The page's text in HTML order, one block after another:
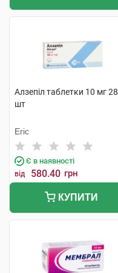
Алзепіл таблетки 10 мг 28
шт
Егіс
Є в наявності
від 580.40 грн
КУПИТИ